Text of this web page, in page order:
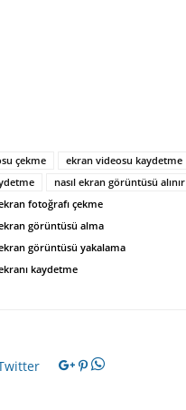
çekme
ekran videosu kaydetme
nasıl ekran görüntüsü alınır
fotoğrafı çekme
görüntüsü alma
görüntüsü yakalama
kaydetme